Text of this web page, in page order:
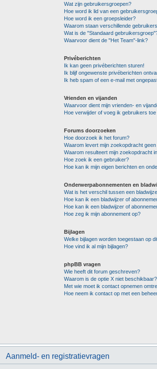
Wat zijn gebruikersgroepen?
Hoe word ik lid van een
Hoe word ik een groepsleider?
Waarom staan verschillende
Wat is de "Standaard
Waarvoor dient de "Het Team"-link?
Privéberichten
Ik kan geen privéberichten sturen!
Ik blijf ongewenste privéberichten
Ik heb spam of een e-mail met
Vrienden en vijanden
Waarvoor dient mijn vrienden- en
Hoe verwijder of voeg ik gebruikers
Forums doorzoeken
Hoe doorzoek ik het forum?
Waarom levert mijn zoekopdracht
Waarom resulteert mijn zoekopdracht
Hoe zoek ik een gebruiker?
Hoe kan ik mijn eigen berichten en
Onderwerpabonnementen en
Wat is het verschil tussen een
Hoe kan ik een bladwijzer of
Hoe kan ik een bladwijzer of
Hoe zeg ik mijn abonnement op?
Bijlagen
Welke bijlagen worden toegestaan op
Hoe vind ik al mijn bijlagen?
phpBB vragen
Wie heeft dit forum geschreven?
Waarom is de optie X niet beschikbaar?
Met wie moet ik contact opnemen
Hoe neem ik contact op met een
Aanmeld- en registratievragen